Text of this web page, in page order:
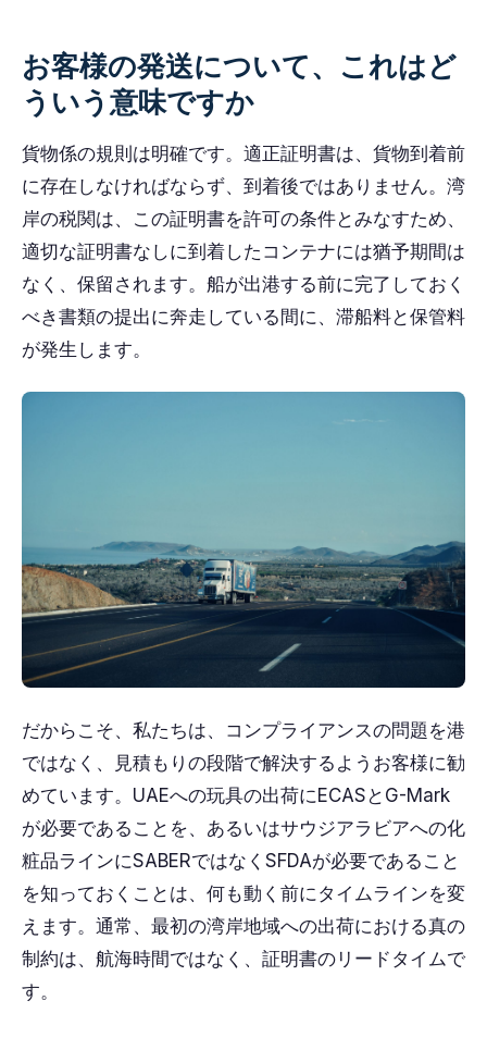
お客様の発送について、これはど
ういう意味ですか
貨物係の規則は明確です。適正証明書は、貨物到着前
に存在しなければならず、到着後ではありません。湾
岸の税関は、この証明書を許可の条件とみなすため、
適切な証明書なしに到着したコンテナには猶予期間は
なく、保留されます。船が出港する前に完了しておく
べき書類の提出に奔走している間に、滞船料と保管料
が発生します。
だからこそ、私たちは、コンプライアンスの問題を港
ではなく、見積もりの段階で解決するようお客様に勧
めています。UAEへの玩具の出荷にECASとG-Mark
が必要であることを、あるいはサウジアラビアへの化
粧品ラインにSABERではなくSFDAが必要であること
を知っておくことは、何も動く前にタイムラインを変
えます。通常、最初の湾岸地域への出荷における真の
制約は、航海時間ではなく、証明書のリードタイムで
す。